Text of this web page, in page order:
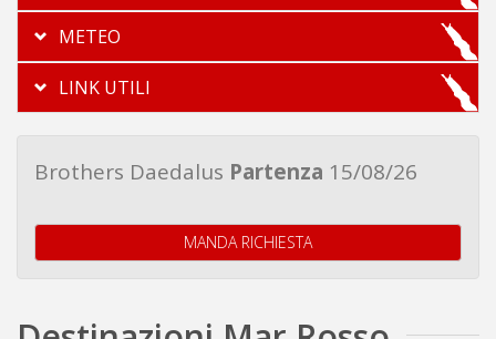
METEO
LINK UTILI
Brothers Daedalus Partenza 15/08/26
MANDA RICHIESTA